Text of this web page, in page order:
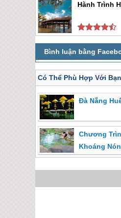
Hành Trình
Có Thể Phù Hợp Với Bạn
Đà Nẵng
Chương
Khoáng